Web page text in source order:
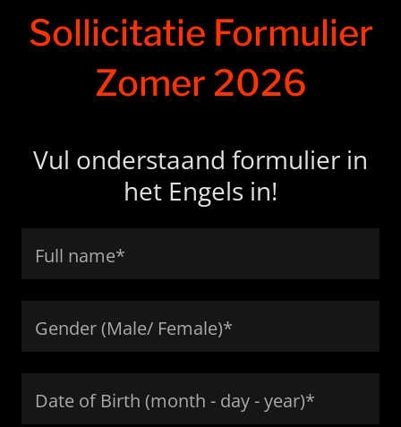
Sollicitatie Formulier
Zomer 2026
Vul onderstaand formulier in
het Engels in!
Full name*
Gender (Male/ Female)*
Date of Birth (month - day - year)*